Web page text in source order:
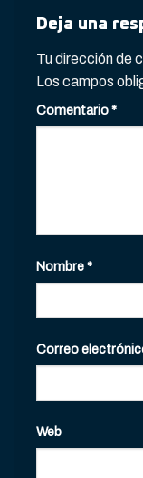
Deja una
Tu dirección de
Los campos
Comentario*
Nombre*
Correo
Web